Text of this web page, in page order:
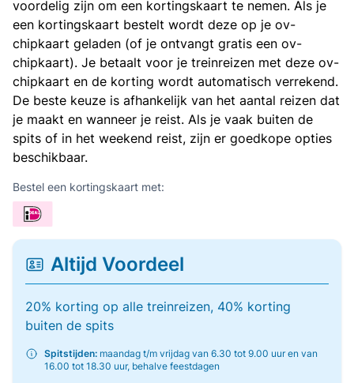
voordelig zijn om een kortingskaart te nemen. Als je
een kortingskaart bestelt wordt deze op je ov-
chipkaart geladen (of je ontvangt gratis een ov-
chipkaart). Je betaalt voor je treinreizen met deze ov-
chipkaart en de korting wordt automatisch verrekend.
De beste keuze is afhankelijk van het aantal reizen dat
je maakt en wanneer je reist. Als je vaak buiten de
spits of in het weekend reist, zijn er goedkope opties
beschikbaar.
Bestel een kortingskaart met:
Altijd Voordeel
20% korting op alle treinreizen, 40% korting
buiten de spits
Spitstijden: maandag t/m vrijdag van 6.30 tot 9.00 uur en van
16.00 tot 18.30 uur, behalve feestdagen